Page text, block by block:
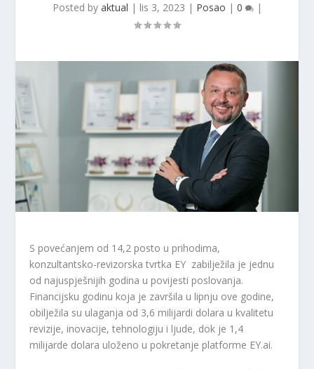
Posted by aktual | lis 3, 2023 | Posao | 0 |
S povećanjem od 14,2 posto u prihodima,
konzultantsko-revizorska tvrtka EY zabilježila je jednu
od najuspješnijih godina u povijesti poslovanja.
Financijsku godinu koja je završila u lipnju ove godine,
obilježila su ulaganja od 3,6 milijardi dolara u kvalitetu
revizije, inovacije, tehnologiju i ljude, dok je 1,4
milijarde dolara uloženo u pokretanje platforme EY.ai.